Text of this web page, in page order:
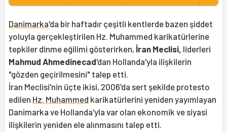
Danimarka'da bir haftadır çeşitli kentlerde bazen şiddet
yoluyla gerçekleştirilen Hz. Muhammed karikatürlerine
tepkiler dinme eğilimi gösterirken, İran Meclisi, liderleri
Mahmud Ahmedinecad'dan Hollanda'yla ilişkilerin
"gözden geçirilmesini" talep etti.
İran Meclisi'nin üçte ikisi, 2006'da sert şekilde protesto
edilen Hz. Muhammed karikatürlerini yeniden yayımlayan
Danimarka ve Hollanda'yla var olan ekonomik ve siyasi
ilişkilerin yeniden ele alınmasını talep etti.